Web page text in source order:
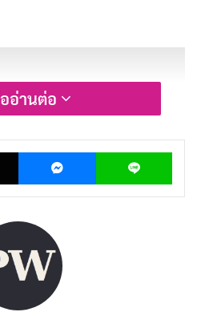
อูได้อย่างยอดเยี่ยม เขา
อ่านต่อ
X Messenger Line